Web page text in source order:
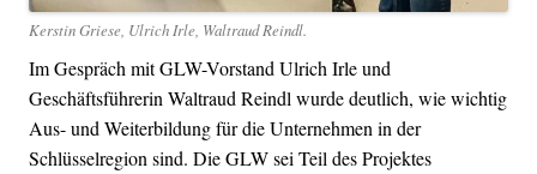
Kerstin Griese, Ulrich Irle, Waltraud Reindl.
Im Gespräch mit GLW-Vorstand Ulrich Irle und
Geschäftsführerin Waltraud Reindl wurde deutlich, wie wichtig
Aus- und Weiterbildung für die Unternehmen in der
Schlüsselregion sind. Die GLW sei Teil des Projektes